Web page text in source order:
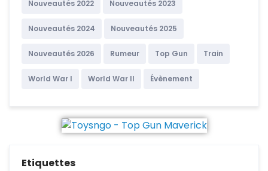
Nouveautés 2022 Nouveautés 2023
Nouveautés 2024 Nouveautés 2025
Nouveautés 2026 Rumeur Top Gun Train
World War I World War II Évènement
Etiquettes